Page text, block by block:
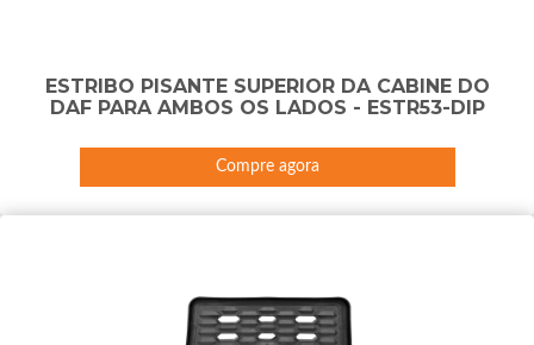
ESTRIBO PISANTE SUPERIOR DA CABINE DO
DAF PARA AMBOS OS LADOS - ESTR53-DIP
Compre agora